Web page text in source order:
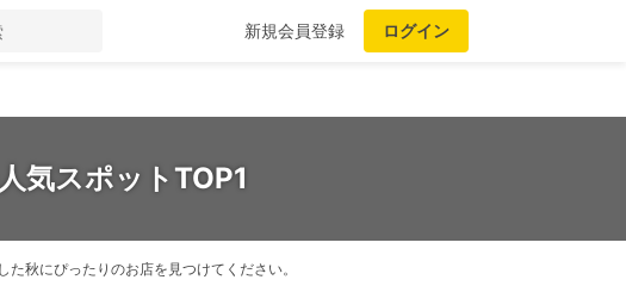
新規会員登録 ログイン
気スポットTOP1
秋にぴったりのお店を見つけてください。